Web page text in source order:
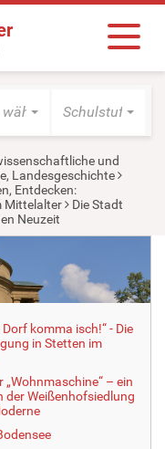
Schulstufe
und
Landesgeschichte
Entdecken:
Mittelalter
Die Stadt
Neuzeit
komma isch!“ - Die
in Stetten im
– ein
der Weißenhofsiedlung